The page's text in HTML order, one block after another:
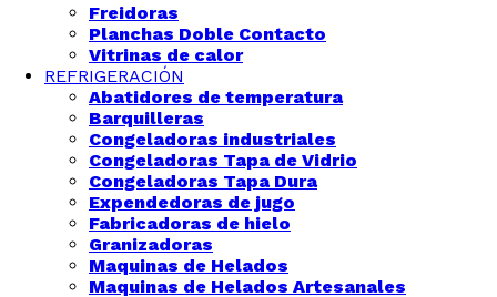
Freidoras
Planchas Doble Contacto
Vitrinas de calor
REFRIGERACIÓN
Abatidores de temperatura
Barquilleras
Congeladoras industriales
Congeladoras Tapa de Vidrio
Congeladoras Tapa Dura
Expendedoras de jugo
Fabricadoras de hielo
Granizadoras
Maquinas de Helados
Maquinas de Helados Artesanales